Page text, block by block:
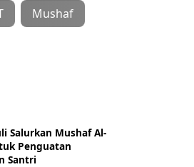
Mushaf
Salurkan Mushaf Al-
Penguatan
Santri